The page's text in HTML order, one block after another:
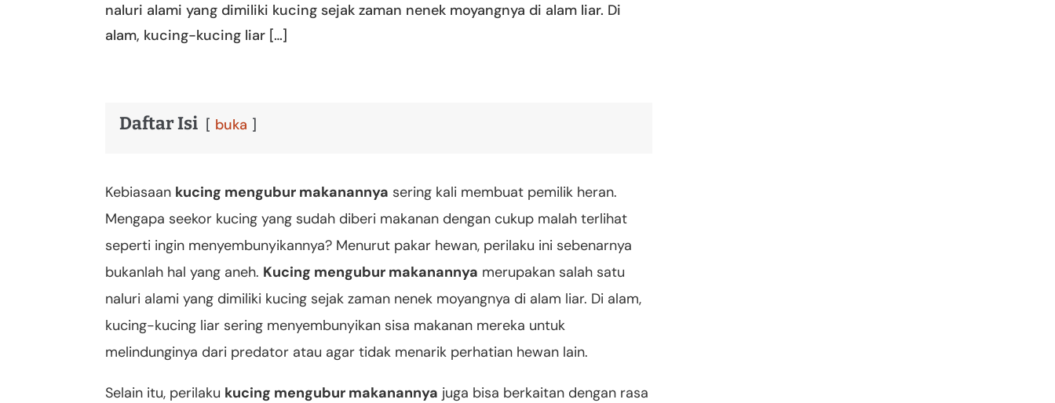
naluri alami yang dimiliki kucing sejak zaman nenek moyangnya di alam liar. Di
alam, kucing-kucing liar […]
Daftar Isi buka
Kebiasaan kucing mengubur makanannya sering kali membuat pemilik heran.
Mengapa seekor kucing yang sudah diberi makanan dengan cukup malah terlihat
seperti ingin menyembunyikannya? Menurut pakar hewan, perilaku ini sebenarnya
bukanlah hal yang aneh. Kucing mengubur makanannya merupakan salah satu
naluri alami yang dimiliki kucing sejak zaman nenek moyangnya di alam liar. Di alam,
kucing-kucing liar sering menyembunyikan sisa makanan mereka untuk
melindunginya dari predator atau agar tidak menarik perhatian hewan lain.
Selain itu, perilaku kucing mengubur makanannya juga bisa berkaitan dengan rasa